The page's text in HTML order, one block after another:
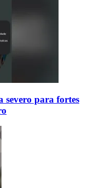
severo para fortes